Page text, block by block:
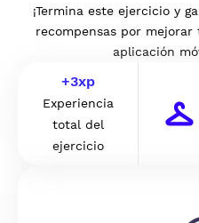
¡Termina este ejercicio y
recompensas por
aplicación
+3xp
Experiencia
total del
ejercicio